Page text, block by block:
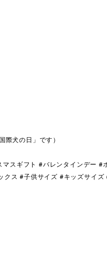
犬の日」です）
スギフト #バレンタインデー #
ス #子供サイズ #キッズサイズ